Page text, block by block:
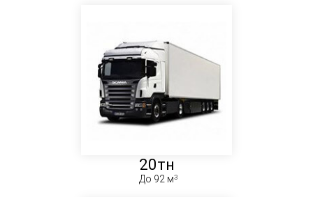
20тн
До 92 м